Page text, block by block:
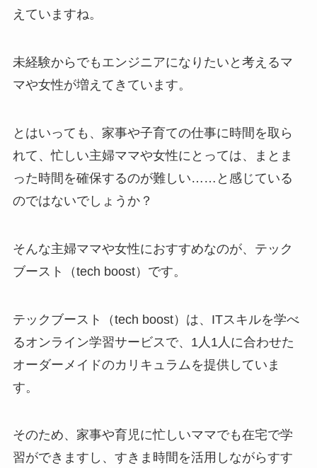
えていますね。
未経験からでもエンジニアになりたいと考えるマ
マや女性が増えてきています。
とはいっても、家事や子育ての仕事に時間を取ら
れて、忙しい主婦ママや女性にとっては、まとま
った時間を確保するのが難しい……と感じている
のではないでしょうか？
そんな主婦ママや女性におすすめなのが、テック
ブースト（tech boost）です。
テックブースト（tech boost）は、ITスキルを学べ
るオンライン学習サービスで、1人1人に合わせた
オーダーメイドのカリキュラムを提供していま
す。
そのため、家事や育児に忙しいママでも在宅で学
習ができますし、すきま時間を活用しながらすす